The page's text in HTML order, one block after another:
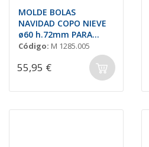
MOLDE BOLAS
NAVIDAD COPO NIEVE
ø60 h.72mm PARA
ROTATIVA
Código: M 1285.005
55,95 €